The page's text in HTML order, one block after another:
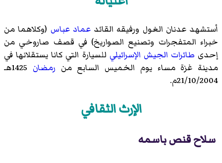
أستشهد عدنان الغول ورفيقه القائدعماد عباس (وكلاهما من
خبراء المتفجرات وتصنيع الصواريخ) في قصف صاروخي من
إحدى طائرات الجيش الإسرائيلي للسيارة التي كانا يستقلانها في
مدينة غزة مساء يوم الخميس السابع من رمضان
1425هـ
21/10/2004م.
الإرث الثقافي
سلاح قنص باسمه